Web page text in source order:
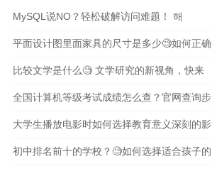
MySQL说NO？轻松破解访问难题！ 해
平面设计图里面家具的尺寸是多少🧐如何正确
比较文学是什么🧐 文学研究的新视角，快来
全国计算机等级考试成绩怎么查？官网查询步
大学生播放电影时如何选择教育意义深刻的影
初中排名前十的学校？🧐如何选择适合孩子的